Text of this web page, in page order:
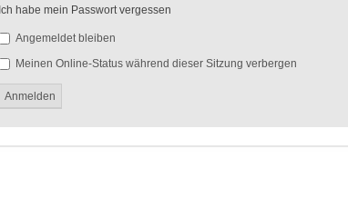
Ich habe mein Passwort vergessen
Angemeldet bleiben
Meinen Online-Status während dieser Sitzung verbergen